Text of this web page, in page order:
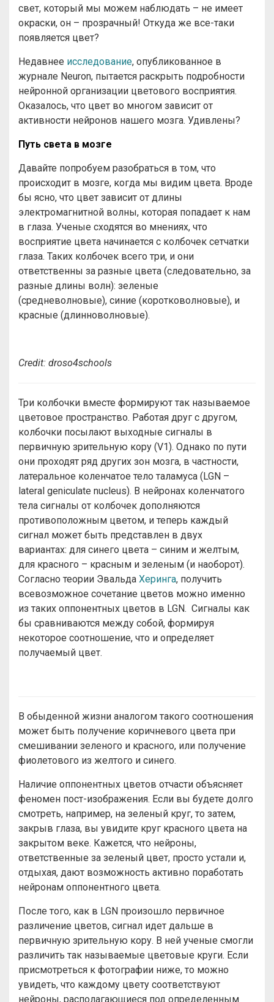
свет, который мы можем наблюдать – не имеет
окраски, он – прозрачный! Откуда же все-таки
появляется цвет?
Недавнее исследование, опубликованное в
журнале Neuron, пытается раскрыть подробности
нейронной организации цветового восприятия.
Оказалось, что цвет во многом зависит от
активности нейронов нашего мозга. Удивлены?
Путь света в мозге
Давайте попробуем разобраться в том, что
происходит в мозге, когда мы видим цвета. Вроде
бы ясно, что цвет зависит от длины
электромагнитной волны, которая попадает к нам
в глаза. Ученые сходятся во мнениях, что
восприятие цвета начинается с колбочек сетчатки
глаза. Таких колбочек всего три, и они
ответственны за разные цвета (следовательно, за
разные длины волн): зеленые
(средневолновые), синие (коротковолновые), и
красные (длинноволновые).
Credit: droso4schools
Три колбочки вместе формируют так называемое
цветовое пространство. Работая друг с другом,
колбочки посылают выходные сигналы в
первичную зрительную кору (V1). Однако по пути
они проходят ряд других зон мозга, в частности,
латеральное коленчатое тело таламуса (LGN –
lateral geniculate nucleus). В нейронах коленчатого
тела сигналы от колбочек дополняются
противоположным цветом, и теперь каждый
сигнал может быть представлен в двух
вариантах: для синего цвета – синим и желтым,
для красного – красным и зеленым (и наоборот).
Согласно теории Эвальда Херинга, получить
всевозможное сочетание цветов можно именно
из таких оппонентных цветов в LGN. Сигналы как
бы сравниваются между собой, формируя
некоторое соотношение, что и определяет
получаемый цвет.
В обыденной жизни аналогом такого соотношения
может быть получение коричневого цвета при
смешивании зеленого и красного, или получение
фиолетового из желтого и синего.
Наличие оппонентных цветов отчасти объясняет
феномен пост-изображения. Если вы будете долго
смотреть, например, на зеленый круг, то затем,
закрыв глаза, вы увидите круг красного цвета на
закрытом веке. Кажется, что нейроны,
ответственные за зеленый цвет, просто устали и,
отдыхая, дают возможность активно поработать
нейронам оппонентного цвета.
После того, как в LGN произошло первичное
различение цветов, сигнал идет дальше в
первичную зрительную кору. В ней ученые смогли
различить так называемые цветовые круги. Если
присмотреться к фотографии ниже, то можно
увидеть, что каждому цвету соответствуют
нейроны, располагающиеся под определенным